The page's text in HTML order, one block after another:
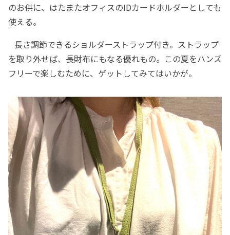
のお供に、はたまたオフィスのIDカードホルダーとしても
使える。
長さ調節できるショルダーストラップ付き。ストラップ
を取り外せば、長財布にもなる優れもの。この夏をハンズ
フリーで楽しむために、ゲットしてみてはいかが。